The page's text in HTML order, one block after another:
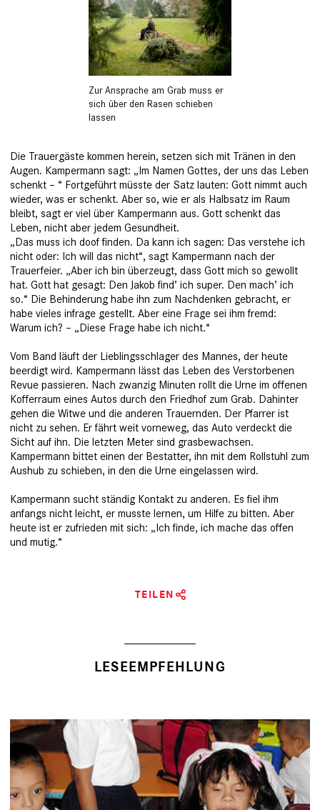
Zur Ansprache am Grab muss er
sich über den Rasen schieben
lassen
Die Trauergäste kommen herein, setzen sich mit Tränen in den
Augen. Kampermann sagt: „Im Namen Gottes, der uns das Leben
schenkt – “ Fortgeführt müsste der Satz lauten: Gott nimmt auch
wieder, was er schenkt. Aber so, wie er als Halbsatz im Raum
bleibt, sagt er viel über Kampermann aus. Gott schenkt das
Leben, nicht aber jedem Gesundheit.
„Das muss ich doof finden. Da kann ich sagen: Das verstehe ich
nicht oder: Ich will das nicht“, sagt Kampermann nach der
Trauerfeier. „Aber ich bin überzeugt, dass Gott mich so gewollt
hat. Gott hat gesagt: Den Jakob find’ ich super. Den mach’ ich
so.“ Die Behinderung habe ihn zum Nachdenken gebracht, er
habe vieles infrage gestellt. Aber eine Frage sei ihm fremd:
Warum ich? – „Diese Frage habe ich nicht.“
Vom Band läuft der Lieblingsschlager des Mannes, der heute
beerdigt wird. Kampermann lässt das Leben des Verstorbenen
Revue passieren. Nach zwanzig Minuten rollt die Urne im offenen
Kofferraum eines Autos durch den Friedhof zum Grab. Dahinter
gehen die Witwe und die anderen Trauernden. Der Pfarrer ist
nicht zu sehen. Er fährt weit vorneweg, das Auto verdeckt die
Sicht auf ihn. Die letzten Meter sind grasbewachsen.
Kampermann bittet einen der Bestatter, ihn mit dem Rollstuhl zum
Aushub zu schieben, in den die Urne eingelassen wird.
Kampermann sucht ständig Kontakt zu anderen. Es fiel ihm
anfangs nicht leicht, er musste lernen, um Hilfe zu bitten. Aber
heute ist er zufrieden mit sich: „Ich finde, ich mache das offen
und mutig.“
TEILEN
LESEEMPFEHLUNG